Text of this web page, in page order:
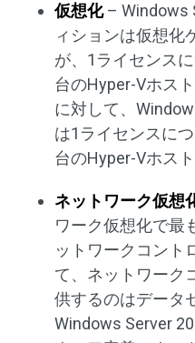
仮想化– Windows
ィションは仮想化
が、1ライセンス
台のHyper-Vホス
に対して、
は1ライセンスに
台のHyper-Vホス
ネットワーク仮想
ワーク仮想化で最
ットワークコント
て、ネットワーク
供するのはデータ
Windows Server